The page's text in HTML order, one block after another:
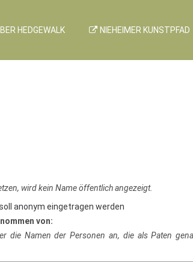
HEDGEWALK NIEHEIMER KUNSTPFAD
wird kein Name öffentlich angezeigt.
anonym eingetragen werden
von:
die Namen der Personen an, die als Paten